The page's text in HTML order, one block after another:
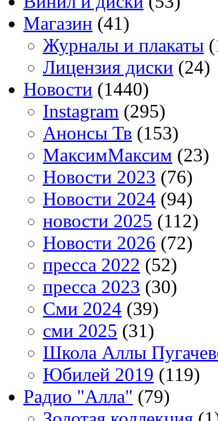
Магазин (41)
Журналы и плакаты
Лицензия диски (24)
Новости (1440)
Instagram (295)
Анонсы Тв (153)
МаксимМаксим (23)
Новости 2023 (76)
Новости 2024 (94)
новости 2025 (112)
Новости 2026 (72)
пресса 2022 (52)
пресса 2023 (30)
Сми 2024 (39)
сми 2025 (31)
Школа Аллы
Юбилей 2019 (119)
Радио "Алла" (79)